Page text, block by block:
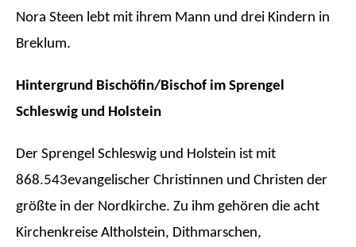
Nora Steen lebt mit ihrem Mann und drei Kindern in
Breklum.
Hintergrund Bischöfin/Bischof im Sprengel
Schleswig und Holstein
Der Sprengel Schleswig und Holstein ist mit
868.543evangelischer Christinnen und Christen der
größte in der Nordkirche. Zu ihm gehören die acht
Kirchenkreise Altholstein, Dithmarschen,